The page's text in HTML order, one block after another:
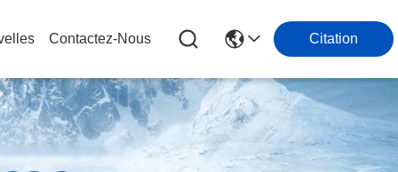
Contactez-Nous Citation